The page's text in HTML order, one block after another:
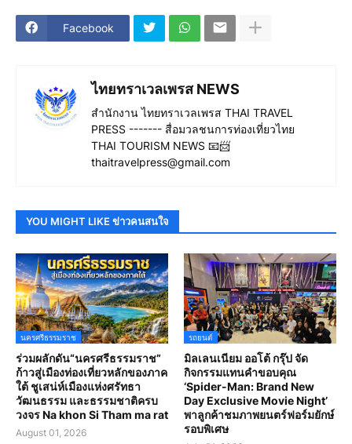
Facebook
ไทยทราเวลเพรส NEWS
สำนักงาน ไทยทราเวลเพรส THAI TRAVEL
PRESS ------- สื่อมวลชนการท่องเที่ยวไทย
THAI TOURISM NEWS 📧📨
thaitravelpress@gmail.com
YOU MIGHT LIKE ข่าวคนสนใจ
นครศรีธรรมราช
ร่วมผลักดัน“นครศรีธรรมราช”
ก้าวสู่เมืองท่องเที่ยวหลักของภาค
ใต้ ชูเสน่ห์เมืองแห่งศรัทธา
วัฒนธรรม และธรรมชาติครบ
วงจร Na khon Si Tham ma rat
August 01, 2026
รถยนต์
มิลเลนเนียม ออโต้ กรุ๊ป จัด
กิจกรรมแทนคำขอบคุณ
‘Spider-Man: Brand New
Day Exclusive Movie Night’
พาลูกค้าชมภาพยนตร์ฟอร์มยักษ์
รอบพิเศษ